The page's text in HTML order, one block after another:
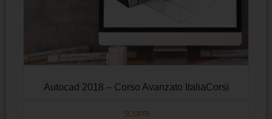
Autocad 2018 – Corso Avanzato ItaliaCorsi
SCOPRI